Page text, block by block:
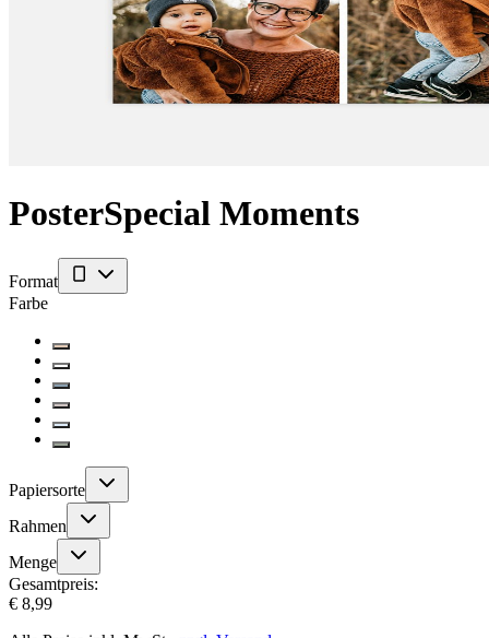
PosterSpecial Moments
Format
Farbe
Papiersorte
Rahmen
Menge
Gesamtpreis:
€ 8,99